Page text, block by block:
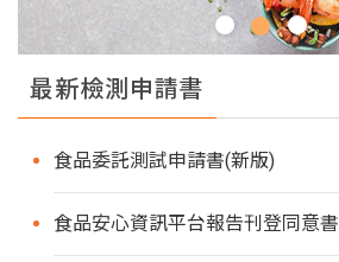
最新檢測申請書
食品委託測試申請書(新版)
食品安心資訊平台報告刊登同意書